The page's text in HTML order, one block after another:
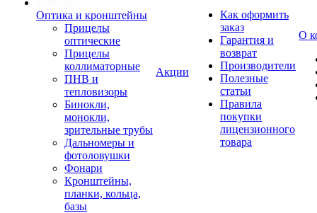
Оптика и кронштейны
Прицелы
оптические
Прицелы
коллиматорные
ПНВ и
тепловизоры
Бинокли,
монокли,
зрительные трубы
Дальномеры и
фотоловушки
Фонари
Кронштейны,
планки, кольца,
базы
Акции
Как оформить
заказ
Гарантия и
возврат
Производители
Полезные
статьи
Правила
покупки
лицензионного
товара
О